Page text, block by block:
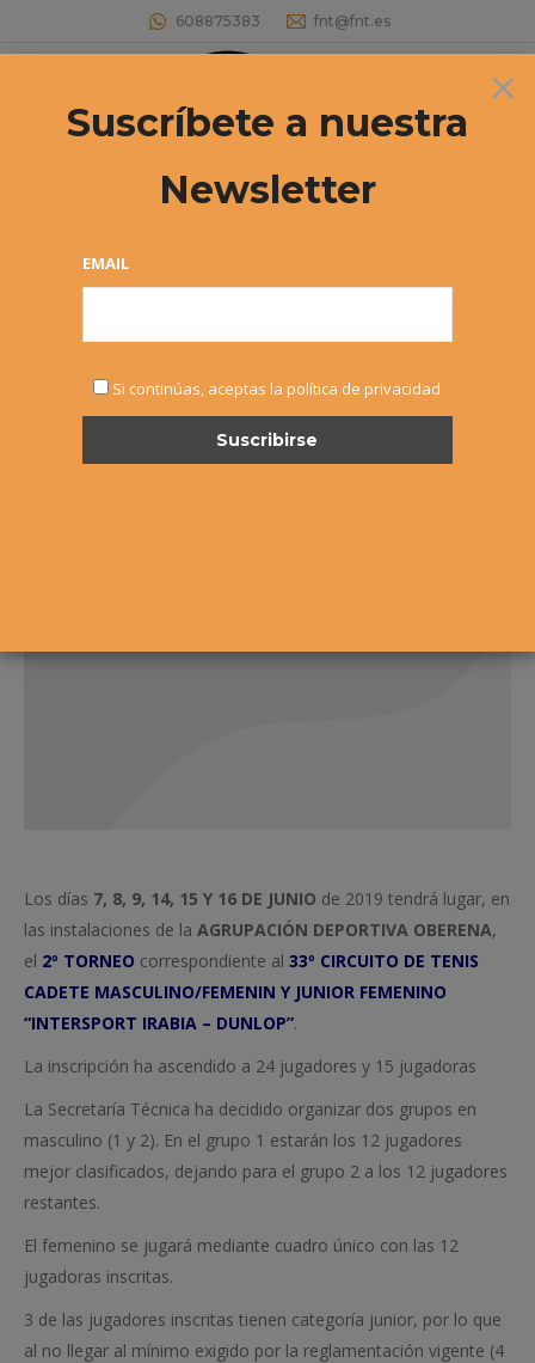
608875383 fnt@fnt.es
Buscar:
33º CIRCUITO DE TENIS CADETE
FEMENINO «INTERSPORT IRABIA –
Torneo
Estás aquí:
Los días 7, 8, 9, 14, 15 Y 16 DE JUNIO de 2019 tendrá lugar, en
las instalaciones de la AGRUPACIÓN DEPORTIVA OBERENA,
el 2º TORNEO correspondiente al 33º CIRCUITO DE TENIS
CADETE MASCULINO/FEMENIN Y JUNIOR FEMENINO
“INTERSPORT IRABIA – DUNLOP”.
La inscripción ha ascendido a 24 jugadores y 15 jugadoras
La Secretaría Técnica ha decidido organizar dos grupos en
masculino (1 y 2). En el grupo 1 estarán los 12 jugadores
mejor clasificados, dejando para el grupo 2 a los 12 jugadores
restantes.
El femenino se jugará mediante cuadro único con las 12
jugadoras inscritas.
3 de las jugadores inscritas tienen categoría junior, por lo que
al no llegar al mínimo exigido por la reglamentación vigente (4
×
Suscríbete a nuestra
Newsletter
EMAIL
Si continúas, aceptas la política de privacidad